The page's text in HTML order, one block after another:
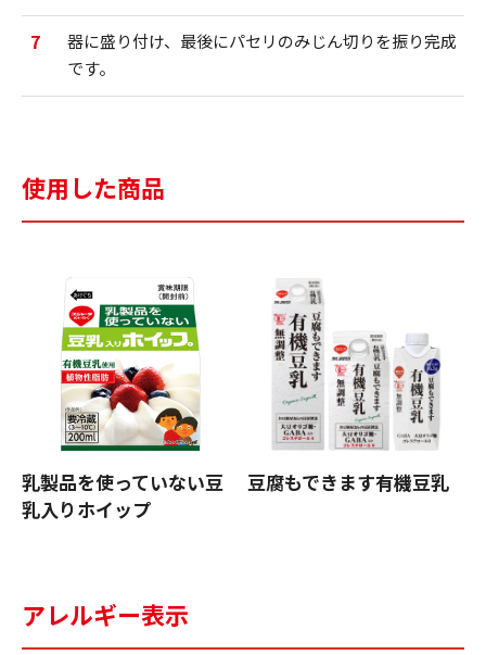
7
器に盛り付け、最後にパセリのみじん切りを振り完成
です。
使用した商品
乳製品を使っていない豆
乳入りホイップ
豆腐もできます有機豆乳
アレルギー表示